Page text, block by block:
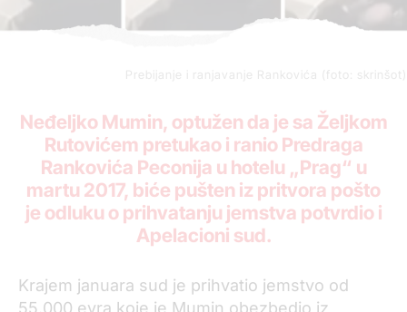
Prebijanje i ranjavanje Rankovića (foto: skrinšot)
Neđeljko Mumin, optužen da je sa Željkom
Rutovićem pretukao i ranio Predraga
Rankovića Peconija u hotelu „Prag“ u
martu 2017, biće pušten iz pritvora pošto
je odluku o prihvatanju jemstva potvrdio i
Apelacioni sud.
Krajem januara sud je prihvatio jemstvo od
55.000 evra koje je Mumin obezbedio iz